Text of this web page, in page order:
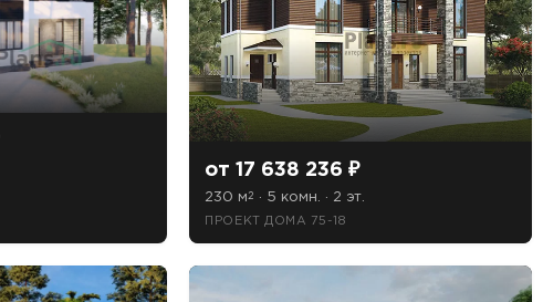
от 17 638 236 ₽
230 м2 · 5 комн. · 2 эт.
ПРОЕКТ ДОМА 75-18